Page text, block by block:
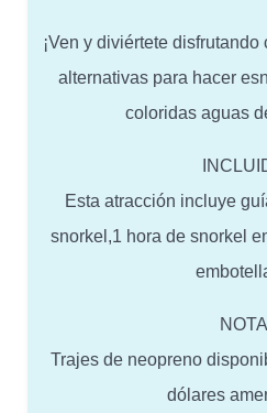
¡Ven y diviértete
alternativas para hacer
coloridas aguas
Esta atracción incluye
snorkel,1 hora de snorkel
Trajes de neopreno
dólares